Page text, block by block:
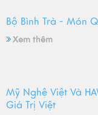
Bộ Bình Trà - Món
Xem thêm
Mỹ Nghệ Việt Và
Giá Trị Việt